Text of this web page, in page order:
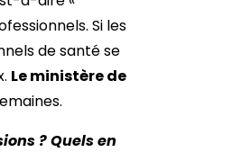
Si les
de santé se
Le ministère de
? Quels en